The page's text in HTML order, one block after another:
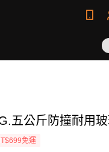
五公斤防撞耐用
免運